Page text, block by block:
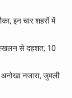
इन चार शहरों में
से दहशत; 10
नजारा, जुमली